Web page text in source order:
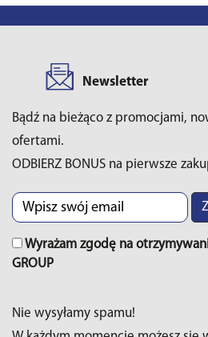
Newsletter
Bądź na bieżąco z promocjami,
ofertami.
ODBIERZ BONUS na pierwsze
Wyrażam zgodę na
GROUP
Nie wysyłamy spamu!